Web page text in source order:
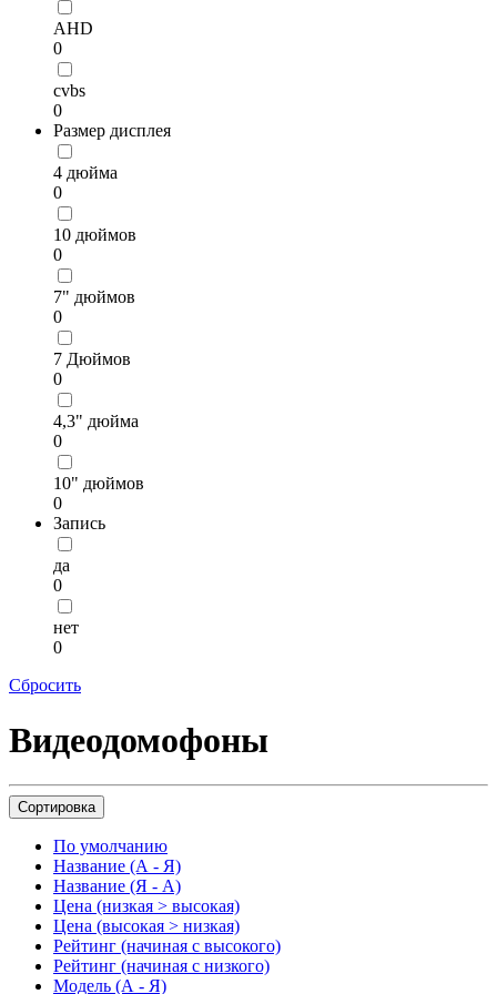
AHD
0
cvbs
0
Размер дисплея
4 дюйма
0
10 дюймов
0
7" дюймов
0
7 Дюймов
0
4,3" дюйма
0
10" дюймов
0
Запись
да
0
нет
0
Сбросить
Видеодомофоны
Сортировка
По умолчанию
Название (А - Я)
Название (Я - А)
Цена (низкая > высокая)
Цена (высокая > низкая)
Рейтинг (начиная с высокого)
Рейтинг (начиная с низкого)
Модель (А - Я)